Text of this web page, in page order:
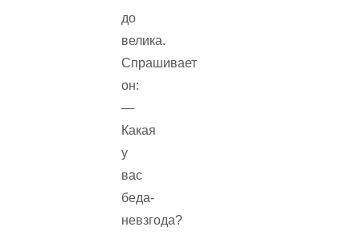
до
велика.
Спрашивает
он:
—
Какая
у
вас
беда-
невзгода?